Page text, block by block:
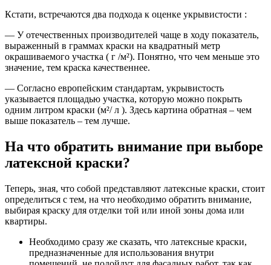
Кстати, встречаются два подхода к оценке укрывистости :
— У отечественных производителей чаще в ходу показатель,
выраженный в граммах краски на квадратный метр
окрашиваемого участка ( г /м²). Понятно, что чем меньше это
значение, тем краска качественнее.
— Согласно европейским стандартам, укрывистость
указывается площадью участка, которую можно покрыть
одним литром краски (м²/ л ). Здесь картина обратная – чем
выше показатель – тем лучше.
На что обратить внимание при выборе
латексной краски?
Теперь, зная, что собой представляют латексные краски, стоит
определиться с тем, на что необходимо обратить внимание,
выбирая краску для отделки той или иной зоны дома или
квартиры.
Необходимо сразу же сказать, что латексные краски,
предназначенные для использования внутри